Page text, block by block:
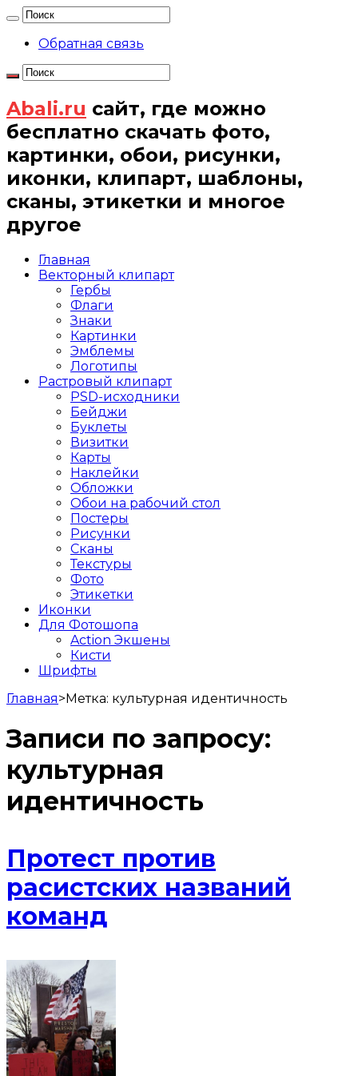
Обратная связь
Abali.ru сайт, где можно
бесплатно скачать фото,
картинки, обои, рисунки,
иконки, клипарт, шаблоны,
сканы, этикетки и многое
другое
Главная
Векторный клипарт
Гербы
Флаги
Знаки
Картинки
Эмблемы
Логотипы
Растровый клипарт
PSD-исходники
Бейджи
Буклеты
Визитки
Карты
Наклейки
Обложки
Обои на рабочий стол
Постеры
Рисунки
Сканы
Текстуры
Фото
Этикетки
Иконки
Для Фотошопа
Action Экшены
Кисти
Шрифты
Главная>Метка: культурная идентичность
Записи по запросу:
культурная
идентичность
Протест против
расистских названий
команд